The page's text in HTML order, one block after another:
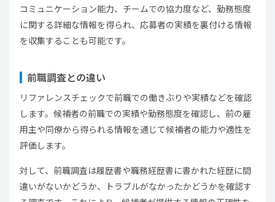
コミュニケーション能力、チームでの協力度など、勤務態度
に関する詳細な情報を得られ、応募者の実績を裏付ける情報
を収集することも可能です。
前職調査との違い
リファレンスチェックで前職での働きぶりや実績などを確認
します。候補者の前職での実績や勤務態度を確認し、前の雇
用主や同僚から得られる情報を通じて候補者の能力や適性を
評価します。
対して、前職調査は履歴書や職務経歴書に書かれた経歴に間
違いがないかどうか、トラブルがなかったかどうかを確認す